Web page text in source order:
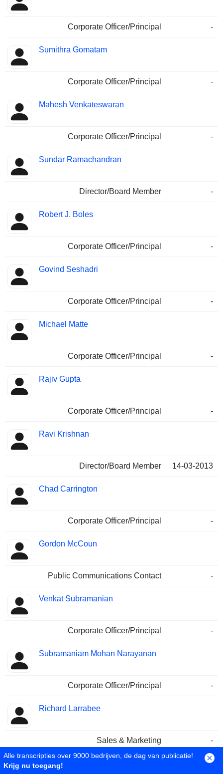
Corporate Officer/Principal -
Sumithra Gomatam
Corporate Officer/Principal -
Mahesh Venkateswaran
Corporate Officer/Principal -
Sundar Ramachandran
Director/Board Member -
Robert J. Boles
Corporate Officer/Principal -
Govind Seshadri
Corporate Officer/Principal -
Michael Matte
Corporate Officer/Principal -
Rajiv Gupta
Corporate Officer/Principal -
Ravi Krishnan
Director/Board Member 14-03-2013
Chad Carrington
Corporate Officer/Principal -
Gordon McCoun
Public Communications Contact -
Venkat Subramanian
Corporate Officer/Principal -
Subramaniam Mohan Narayanan
Corporate Officer/Principal -
Richard Larrabee
Sales & Marketing -
John Conaway
Alle transcripties over 9000 bedrijven, de dag van publicatie!
Krijg nu toegang!